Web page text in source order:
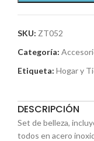
SKU: ZT052
Categoría:
Etiqueta: Hogar y
DESCRIPCIÓN
Set de belleza,
todos en acero